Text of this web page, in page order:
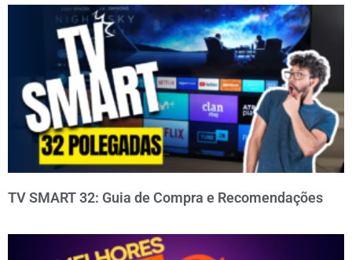
TV SMART 32: Guia de Compra e Recomendações